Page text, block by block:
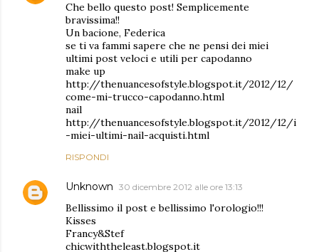
Che bello questo post! Semplicemente
bravissima!!
Un bacione, Federica
se ti va fammi sapere che ne pensi dei miei
ultimi post veloci e utili per capodanno
make up
http://thenuancesofstyle.blogspot.it/2012/12/
come-mi-trucco-capodanno.html
nail
http://thenuancesofstyle.blogspot.it/2012/12/i
-miei-ultimi-nail-acquisti.html
RISPONDI
Unknown 30 dicembre 2012 alle ore 13:13
Bellissimo il post e bellissimo l'orologio!!!
Kisses
Francy&Stef
chicwiththeleast.blogspot.it